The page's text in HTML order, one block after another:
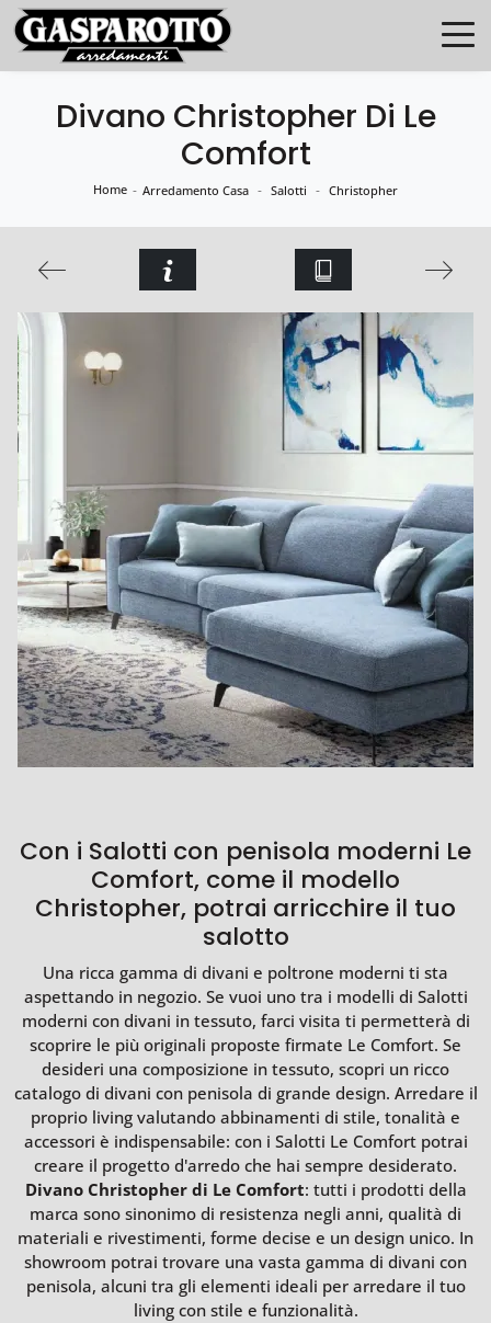
Divano Christopher Di Le
Comfort
Home - Arredamento Casa - Salotti - Christopher
Con i Salotti con penisola moderni Le
Comfort, come il modello
Christopher, potrai arricchire il tuo
salotto
Una ricca gamma di divani e poltrone moderni ti sta
aspettando in negozio. Se vuoi uno tra i modelli di Salotti
moderni con divani in tessuto, farci visita ti permetterà di
scoprire le più originali proposte firmate Le Comfort. Se
desideri una composizione in tessuto, scopri un ricco
catalogo di divani con penisola di grande design. Arredare il
proprio living valutando abbinamenti di stile, tonalità e
accessori è indispensabile: con i Salotti Le Comfort potrai
creare il progetto d'arredo che hai sempre desiderato.
Divano Christopher di Le Comfort: tutti i prodotti della
marca sono sinonimo di resistenza negli anni, qualità di
materiali e rivestimenti, forme decise e un design unico. In
showroom potrai trovare una vasta gamma di divani con
penisola, alcuni tra gli elementi ideali per arredare il tuo
living con stile e funzionalità.